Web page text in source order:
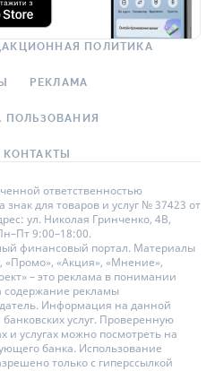
ПОЛИТИКА
РЕКЛАМА
ПОЛЬЗОВАНИЯ
КОНТАКТЫ
ответственностью
для товаров и услуг № 37423 от
ул. Николая Гринченко, 4В,
9:00–18:00.
финансовый портал. Материалы
«Промо», «Акция», «Мнение»,
– это реклама в понимании
содержание рекламы
Информация на данной
услуг. Проверенную
услугах можно посмотреть на
банка. Использование
только с гиперссылкой